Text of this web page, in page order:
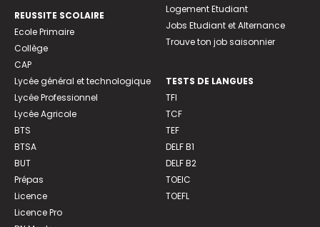
REUSSITE SCOLAIRE
Ecole Primaire
Collège
CAP
Lycée général et technologique
Lycée Professionnel
Lycée Agricole
BTS
BTSA
BUT
Prépas
Licence
Licence Pro
Logement Etudiant
Jobs Etudiant et Alternance
Trouve ton job saisonnier
TESTS DE LANGUES
TFI
TCF
TEF
DELF B1
DELF B2
TOEIC
TOEFL